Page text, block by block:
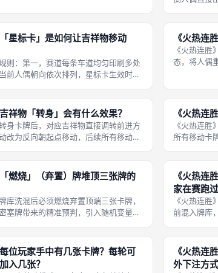
向起点后退，若
对该淘汰人
击淘汰，吉
星标卡」是如何让吉祥物移动
则：第一，赛道每条车道均匀印刷多处
前人偶朝向依次排列，星标卡生效时直
态无限制生效，无论人偶处于站立、摔
态，星标瞬移均
《火热连
《火热连
态，将人偶
一，生效条
祥物「转身」会有什么效果？
身卡牌后，对应吉祥物直接调转前进方
改为反向朝起点移动，后续所有移动卡
干扰机制。转身完整运行规则：第一，
卡牌，将人偶原
《火热连
《火热连
所有移动卡
面干扰机制
吉祥物连
燃烧」（弃置）牌堆顶三张牌的
库洗混后必须燃烧弃置顶端三张卡牌，
塞牌带来的精准预判，引入随机变量，
全主导赛事走向。燃烧弃置三张卡牌完
所有玩家秘密投放
《火热连
家在赛跑
《火热连
前混入牌库
赛前下注、
统赛马桌
位玩家手中有几张卡牌？每轮可
入几张？
《火热连
外下注方式